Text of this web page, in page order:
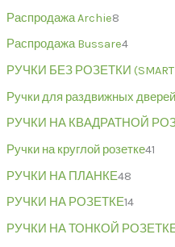
Распродажа Archie8
Распродажа Bussare4
РУЧКИ БЕЗ РОЗЕТКИ (SMART
Ручки для раздвижных дверей
РУЧКИ НА КВАДРАТНОЙ
Ручки на круглой розетке41
РУЧКИ НА ПЛАНКЕ48
РУЧКИ НА РОЗЕТКЕ14
РУЧКИ НА ТОНКОЙ РОЗЕТКЕ